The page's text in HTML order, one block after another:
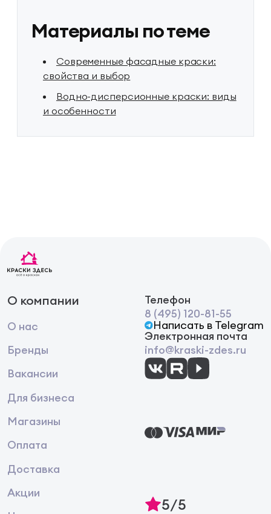
Материалы по теме
Современные фасадные краски:
свойства и выбор
Водно-дисперсионные краски: виды
и особенности
О компании
О нас
Бренды
Вакансии
Для бизнеса
Магазины
Оплата
Доставка
Акции
Телефон
8 (495) 120-81-55
Написать в Telegram
Электронная почта
info@kraski-zdes.ru
5/5